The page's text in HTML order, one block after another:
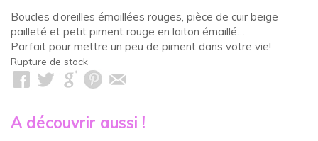
Boucles d’oreilles émaillées rouges, pièce de cuir beige
pailleté et petit piment rouge en laiton émaillé…
Parfait pour mettre un peu de piment dans votre vie!
Rupture de stock
A découvrir aussi !